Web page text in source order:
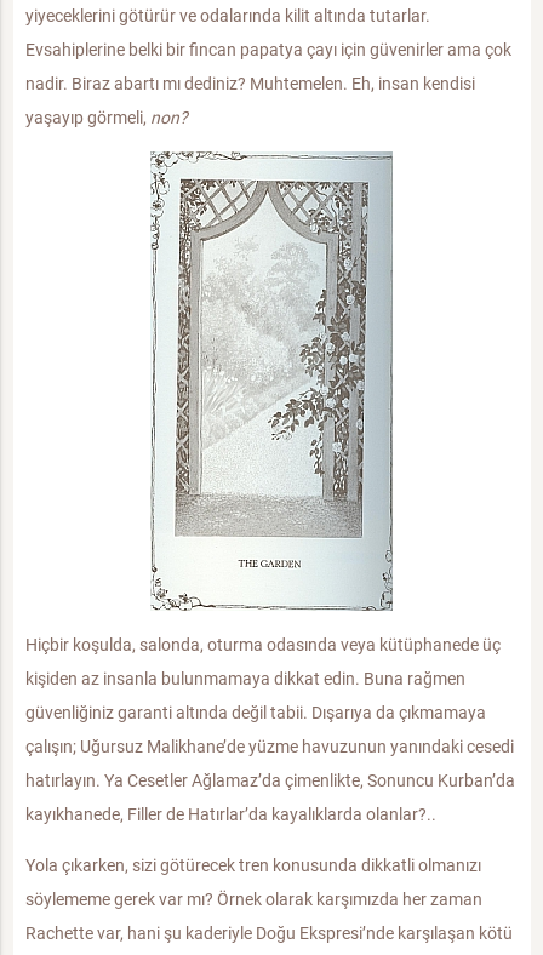
yiyeceklerini götürür ve odalarında kilit altında tutarlar.
Evsahiplerine belki bir fincan papatya çayı için güvenirler ama çok
nadir. Biraz abartı mı dediniz? Muhtemelen. Eh, insan kendisi
yaşayıp görmeli, non?
Hiçbir koşulda, salonda, oturma odasında veya kütüphanede üç
kişiden az insanla bulunmamaya dikkat edin. Buna rağmen
güvenliğiniz garanti altında değil tabii. Dışarıya da çıkmamaya
çalışın; Uğursuz Malikhane’de yüzme havuzunun yanındaki cesedi
hatırlayın. Ya Cesetler Ağlamaz’da çimenlikte, Sonuncu Kurban’da
kayıkhanede, Filler de Hatırlar’da kayalıklarda olanlar?..
Yola çıkarken, sizi götürecek tren konusunda dikkatli olmanızı
söylememe gerek var mı? Örnek olarak karşımızda her zaman
Rachette var, hani şu kaderiyle Doğu Ekspresi’nde karşılaşan kötü